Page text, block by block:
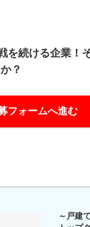
を続ける企業！
？
フォームへ進む
～戸建